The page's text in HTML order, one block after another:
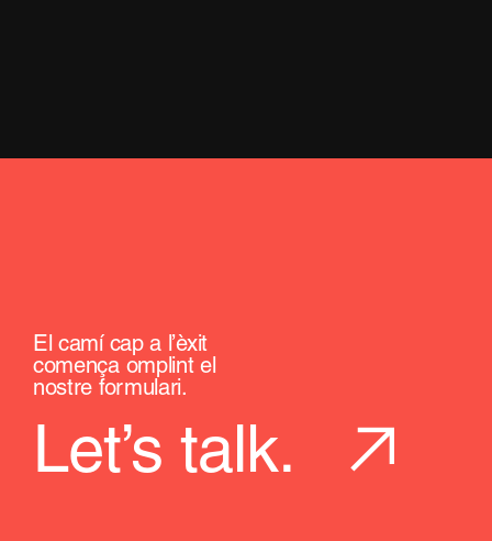
El camí cap a l’èxit
comença omplint el
nostre formulari.
Let’s talk.